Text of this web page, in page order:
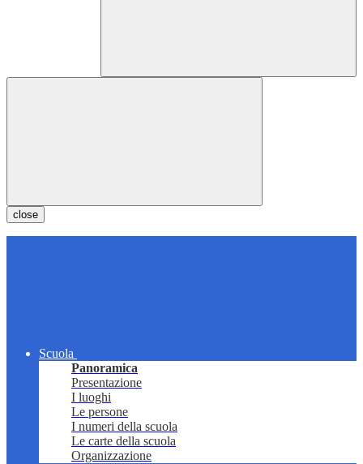
close
Scuola
Panoramica
Presentazione
I luoghi
Le persone
I numeri della scuola
Le carte della scuola
Organizzazione